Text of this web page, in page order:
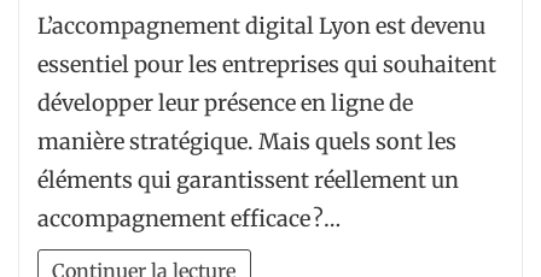
Quels
sont
les
4
éléments
d’un
L’accompagnement digital Lyon est devenu
essentiel pour les entreprises qui souhaitent
développer leur présence en ligne de
manière stratégique. Mais quels sont les
éléments qui garantissent réellement un
accompagnement efficace ?…
Continuer la lecture